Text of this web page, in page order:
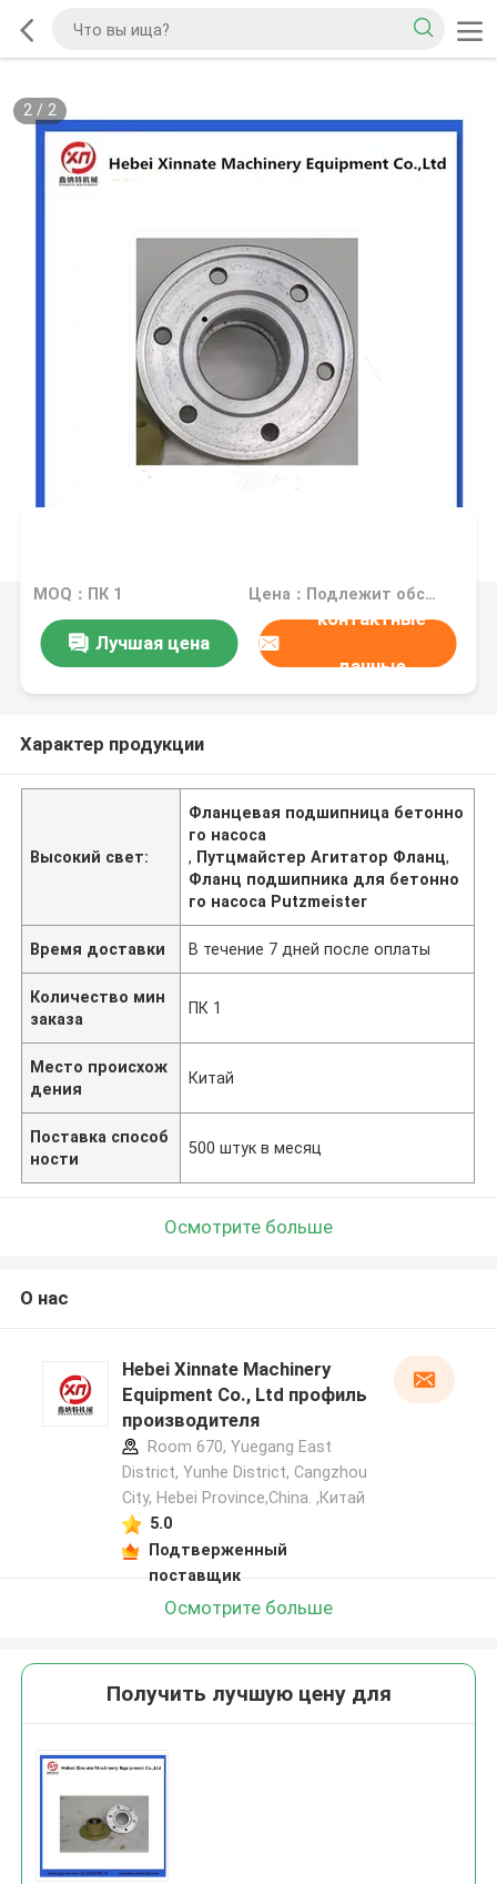
2/ 2
MOQ：ПК 1 Цена：Подлежит обсуждению
Лучшая цена
контактные
данные
Характер продукции
Высокий свет:
Фланцевая подшипница бетонно
го насоса
, Путцмайстер Агитатор Фланц,
Фланц подшипника для бетонно
го насоса Putzmeister
Время доставки В течение 7 дней после оплаты
Количество мин
заказа
ПК 1
Место происхож
дения
Китай
Поставка способ
ности
500 штук в месяц
Осмотрите больше
О нас
Hebei Xinnate Machinery
Equipment Co., Ltd профиль
производителя
Room 670, Yuegang East
District, Yunhe District, Cangzhou
City, Hebei Province,China. ,Китай
5.0
Подтверженный
поставщик
Осмотрите больше
Получить лучшую цену для